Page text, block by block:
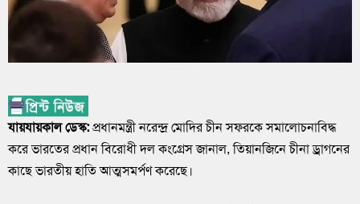
যায়যায়কাল ডেস্ক:প্রধানমন্ত্রী নরেন্দ্র মোদির চীন সফরকে সমালোচনাবিদ্ধ
করে ভারতের প্রধান বিরোধী দল কংগ্রেস জানাল, তিয়ানজিনে চীনা ড্রাগনের
কাছে ভারতীয় হাতি আত্মসমর্পণ করেছে।